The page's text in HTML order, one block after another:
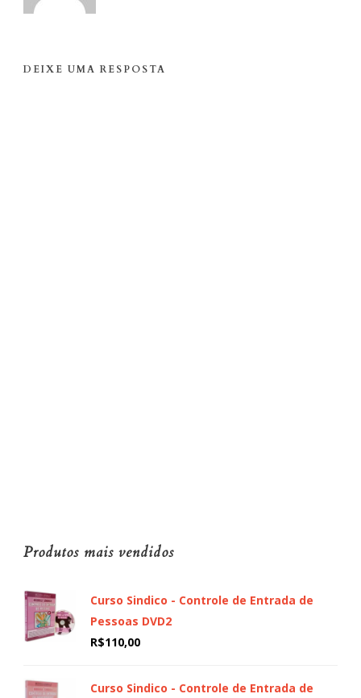
DEIXE UMA RESPOSTA
Produtos mais vendidos
Curso Sindico - Controle de Entrada de
Pessoas DVD2
R$110,00
Curso Sindico - Controle de Entrada de